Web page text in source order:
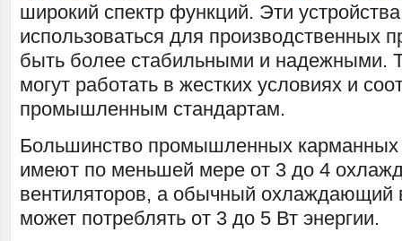
широкий спектр функций. Эти
использоваться для производственных
быть более стабильными и надежными.
могут работать в жестких условиях и
промышленным стандартам.
Большинство промышленных карманных
имеют по меньшей мере от 3 до 4
вентиляторов, а обычный охлаждающий
может потреблять от 3 до 5 Вт энергии.